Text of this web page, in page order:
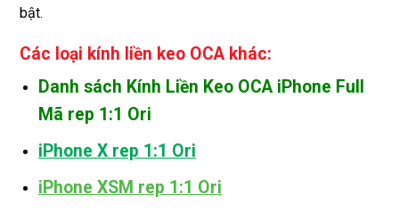
bật.
Các loại kính liền keo OCA khác:
Danh sách Kính Liền Keo OCA iPhone Full
Mã rep 1:1 Ori
iPhone X rep 1:1 Ori
iPhone XSM rep 1:1 Ori